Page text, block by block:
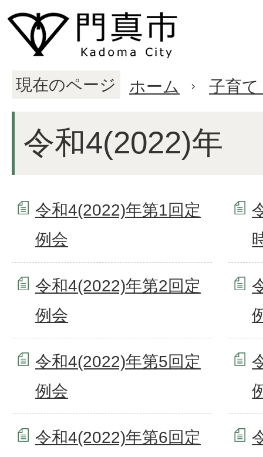
現在のページ ホーム 子育て
令和4(2022)年
令和4(2022)年第1回定
例会
令和4(2022)年第2回定
例会
令和4(2022)年第5回定
例会
令和4(2022)年第6回定